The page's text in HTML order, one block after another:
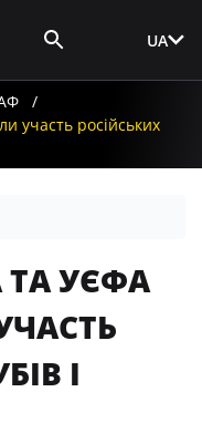
UA
участь російських
ТА УЄФА
І